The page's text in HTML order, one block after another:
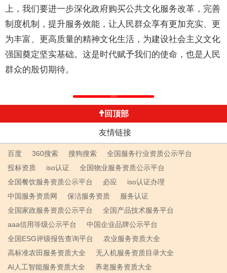
上，我们要进一步深化政府购买公共文化服务改革，完善
制度机制，提升服务效能，让人民群众享有更加充实、更
为丰富、更高质量的精神文化生活，为建设社会主义文化
强国奠定坚实基础。这是时代赋予我们的使命，也是人民
群众的殷切期待。
返回列表
回顶部
友情链接
百度 360搜索 搜狗搜索
全国服务行业资质公示平台
投标资质
iso认证
全国物业服务资质公示平台
全国餐饮服务资质公示平台
必应
iso认证办理
中国服务资质网
保洁服务资质
服务认证
全国家政服务资质公示平台
全国产品技术服务平台
aaa信用等级公示平台
中国企业品牌公示平台
全国ESG评级报告查询平台
农业服务资质大全
高标准农田服务资质大全
无人机服务资质目录大全
AI人工智能服务资质大全
养老服务资质大全